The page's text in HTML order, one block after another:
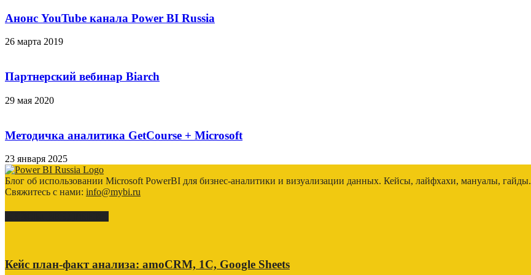
Анонс YouTube канала Power BI Russia
26 марта 2019
Партнерский вебинар Biarch
29 мая 2020
Методичка аналитика GetCourse + Microsoft
23 января 2025
Блог об использовании Microsoft PowerBI для бизнес-аналитики и визуализации данных. Кейсы, лайфхахи, мануалы, гайды.
Свяжитесь с нами: info@mybi.ru
Кейс план-факт анализа: amoCRM, 1C, Google Sheets